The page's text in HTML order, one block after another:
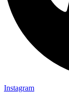
Instagram